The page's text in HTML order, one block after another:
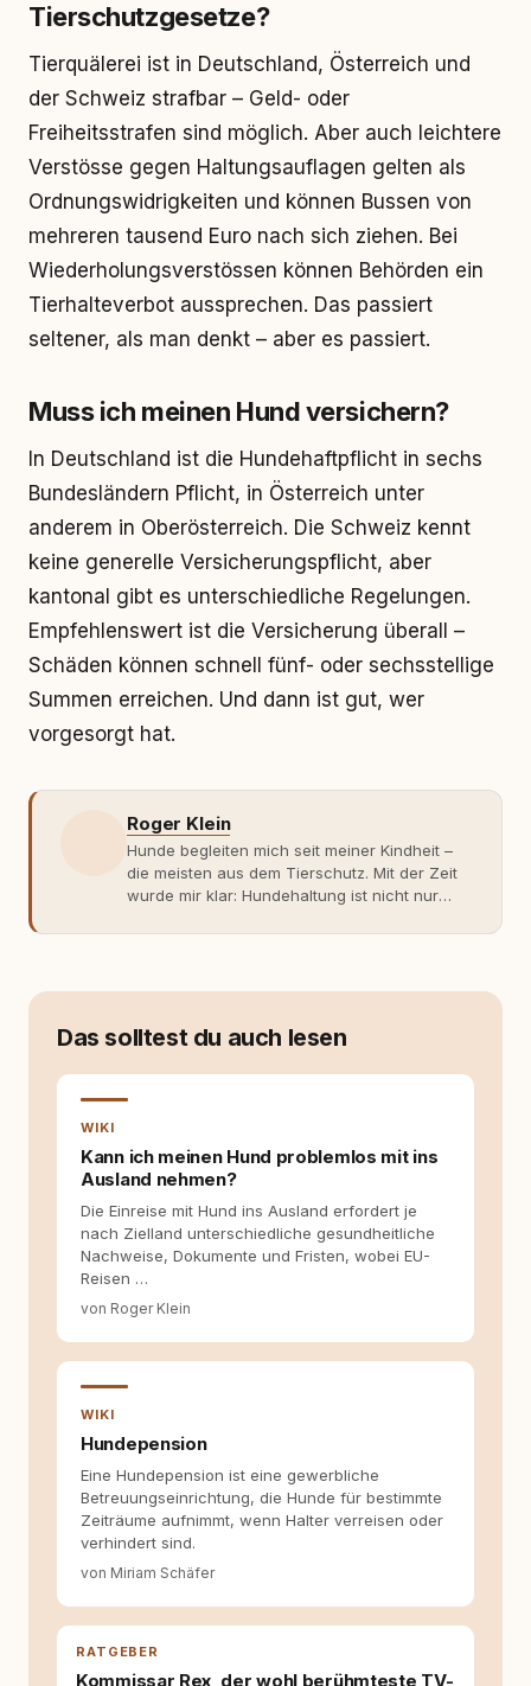
Tierschutzgesetze?
Tierquälerei ist in Deutschland, Österreich und
der Schweiz strafbar – Geld- oder
Freiheitsstrafen sind möglich. Aber auch leichtere
Verstösse gegen Haltungsauflagen gelten als
Ordnungswidrigkeiten und können Bussen von
mehreren tausend Euro nach sich ziehen. Bei
Wiederholungsverstössen können Behörden ein
Tierhalteverbot aussprechen. Das passiert
seltener, als man denkt – aber es passiert.
Muss ich meinen Hund versichern?
In Deutschland ist die Hundehaftpflicht in sechs
Bundesländern Pflicht, in Österreich unter
anderem in Oberösterreich. Die Schweiz kennt
keine generelle Versicherungspflicht, aber
kantonal gibt es unterschiedliche Regelungen.
Empfehlenswert ist die Versicherung überall –
Schäden können schnell fünf- oder sechsstellige
Summen erreichen. Und dann ist gut, wer
vorgesorgt hat.
Roger Klein
Hunde begleiten mich seit meiner Kindheit –
die meisten aus dem Tierschutz. Mit der Zeit
wurde mir klar: Hundehaltung ist nicht nur
Fachwissen. Der Wendepunkt kam mit meinem
moderner Hundeerziehung
entsteht echte Bindung dort, wo Verständnis
Wissen ersetzt – nicht umgekehrt. Aus dieser
Hundehalter:innen in Deutschland, Österreich
und der Schweiz. Meine Überzeugung:
Tierschutz beginnt mit Wissen. Wer seinen
Hund versteht, trifft bessere Entscheidungen –
für ein Zusammenleben, das beiden guttut.
Das solltest du auch lesen
WIKI
Kann ich meinen Hund problemlos mit ins
Ausland nehmen?
Die Einreise mit Hund ins Ausland erfordert je
nach Zielland unterschiedliche gesundheitliche
Nachweise, Dokumente und Fristen, wobei EU-
Reisen …
von Roger Klein
WIKI
Hundepension
Eine Hundepension ist eine gewerbliche
Betreuungseinrichtung, die Hunde für bestimmte
Zeiträume aufnimmt, wenn Halter verreisen oder
verhindert sind.
von Miriam Schäfer
RATGEBER
Kommissar Rex, der wohl berühmteste TV-